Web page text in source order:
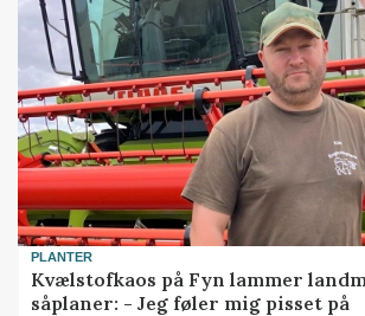
PLANTER
Kvælstofkaos på Fyn lammer
såplaner: - Jeg føler mig pisset på